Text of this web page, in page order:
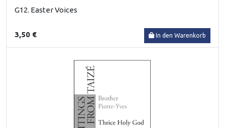
G12. Easter Voices
3,50 € In den Warenkorb